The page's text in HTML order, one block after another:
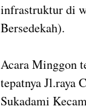
infrastruktur di
Bersedekah).
Acara Minggon
tepatnya Jl.raya
Sukadami